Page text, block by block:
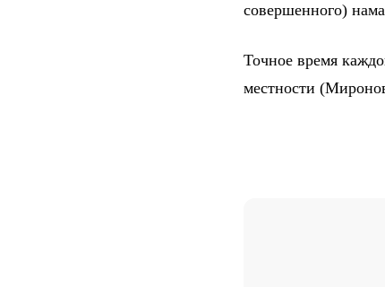
совершенного)
Точное время
местности